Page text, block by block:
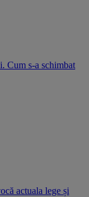
Cum s-a schimbat
actuala lege și